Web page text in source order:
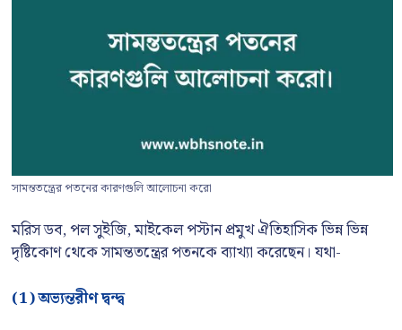
সামন্ততন্ত্রের পতনের কারণগুলি আলোচনা করো
মরিস ডব, পল সুইজি, মাইকেল পস্টান প্রমুখ ঐতিহাসিক ভিন্ন ভিন্ন
দৃষ্টিকোণ থেকে সামন্ততন্ত্রের পতনকে ব্যাখ্যা করেছেন। যথা-
(1)অভ্যন্তরীণ দ্বন্দ্ব